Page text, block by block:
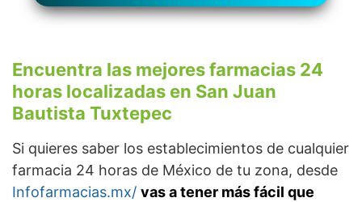
Encuentra las mejores farmacias 24
horas localizadas en San Juan
Bautista Tuxtepec
Si quieres saber los establecimientos de cualquier
farmacia 24 horas de México de tu zona, desde
Infofarmacias.mx/ vas a tener más fácil que